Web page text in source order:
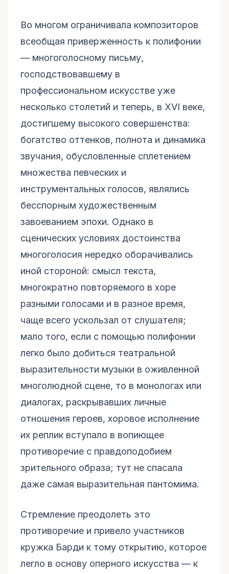
Во многом ограничивала композиторов
всеобщая приверженность к полифонии
— многоголосному письму,
господствовавшему в
профессиональном искусстве уже
несколько столетий и теперь, в XVI веке,
достигшему высокого совершенства:
богатство оттенков, полнота и динамика
звучания, обусловленные сплетением
множества певческих и
инструментальных голосов, являлись
бесспорным художественным
завоеванием эпохи. Однако в
сценических условиях достоинства
многоголосия нередко оборачивались
иной стороной: смысл текста,
многократно повторяемого в хоре
разными голосами и в разное время,
чаще всего ускользал от слушателя;
мало того, если с помощью полифонии
легко было добиться театральной
выразительности музыки в оживленной
многолюдной сцене, то в монологах или
диалогах, раскрывавших личные
отношения героев, хоровое исполнение
их реплик вступало в вопиющее
противоречие с правдоподобием
зрительного образа; тут не спасала
даже самая выразительная пантомима.
Стремление преодолеть это
противоречие и привело участников
кружка Барди к тому открытию, которое
легло в основу оперного искусства — к